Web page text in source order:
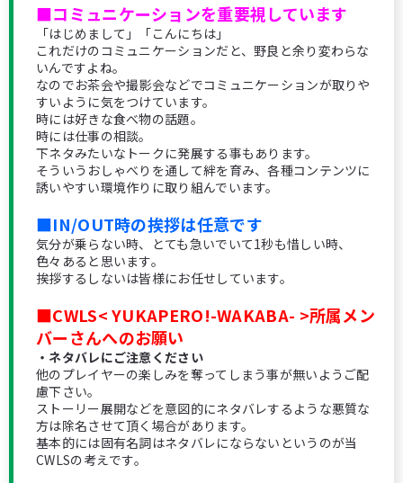
■コミュニケーションを重要視しています
「はじめまして」「こんにちは」
これだけのコミュニケーションだと、野良と余り変わらな
いんですよね。
なのでお茶会や撮影会などでコミュニケーションが取りや
すいように気をつけています。
時には好きな食べ物の話題。
時には仕事の相談。
下ネタみたいなトークに発展する事もあります。
そういうおしゃべりを通して絆を育み、各種コンテンツに
誘いやすい環境作りに取り組んでいます。
■IN/OUT時の挨拶は任意です
気分が乗らない時、とても急いでいて1秒も惜しい時、
色々あると思います。
挨拶するしないは皆様にお任せしています。
■CWLS< YUKAPERO!-WAKABA- >所属メン
バーさんへのお願い
・ネタバレにご注意ください
他のプレイヤーの楽しみを奪ってしまう事が無いようご配
慮下さい。
ストーリー展開などを意図的にネタバレするような悪質な
方は除名させて頂く場合があります。
基本的には固有名詞はネタバレにならないというのが当
CWLSの考えです。